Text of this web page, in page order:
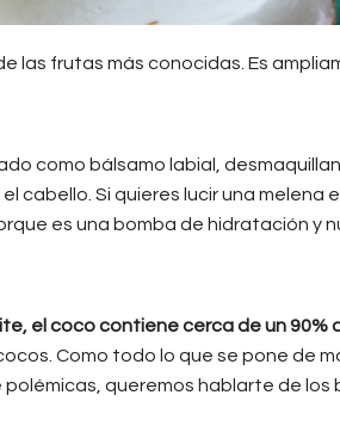
las frutas más conocidas. Es
como bálsamo labial,
cabello. Si quieres lucir una
es una bomba de hidratación y
el coco contiene cerca de un 90%
Como todo lo que se pone de
queremos hablarte de